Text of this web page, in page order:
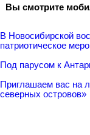
Вы смотрите
В Новосибирской
патриотическое
Под парусом к
Приглашаем вас на
северных островов»